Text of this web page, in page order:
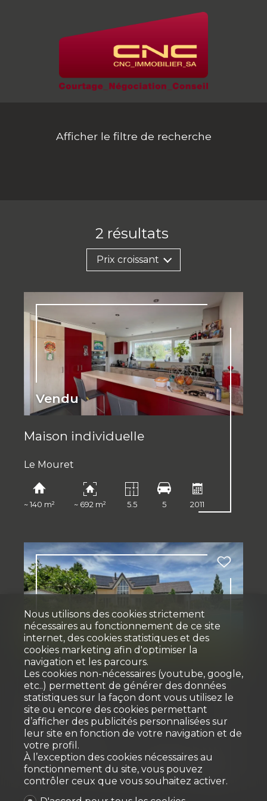
Afficher le filtre de recherche
2 résultats
Prix croissant
Vendu
Maison individuelle
Le Mouret
~ 140 m² ~ 692 m² 5.5 5 2011
Vendu
Villa
Le Mouret
Prix sur demande
~ 223 m² ~ 1'153 m² 8.5 8 2021
Nous utilisons des cookies strictement
nécessaires au fonctionnement de ce site
internet, des cookies statistiques et des
cookies marketing afin d'optimiser la
navigation et les parcours.
Les cookies non-nécessaires (youtube, google,
etc..) permettent de générer des données
statistiques sur la façon dont vous utilisez le
site ou encore des cookies permettant
d’afficher des publicités personnalisées sur
leur site en fonction de votre navigation et de
votre profil.
À l’exception des cookies nécessaires au
fonctionnement du site, vous pouvez
contrôler ceux que vous souhaitez activer.